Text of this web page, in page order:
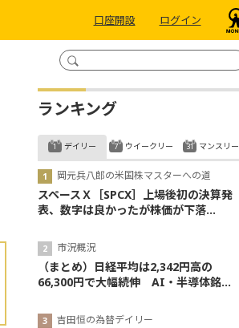
口座開設 ログイン
ランキング
デイリー
岡元兵八郎の米国株マスターへの道
スペースＸ［SPCX］上場後初の決算発
表、数字は良かったが株価が下落...
市況概況
（まとめ）日経平均は2,342円高の
66,300円で大幅続伸 AI・半導体銘...
吉田恒の為替デイリー
ウイークリー マンスリー